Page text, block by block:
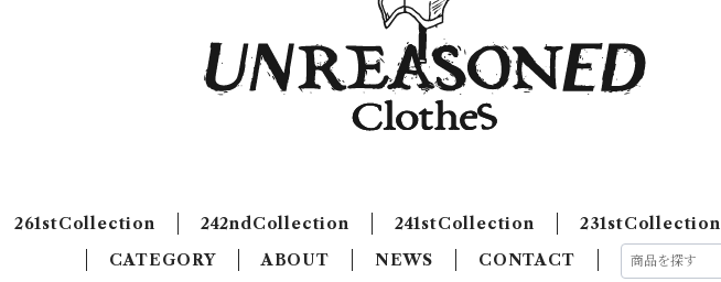
261stCollection 242ndCollection 241stCollection 231stCollection
CATEGORY
ABOUT NEWS CONTACT